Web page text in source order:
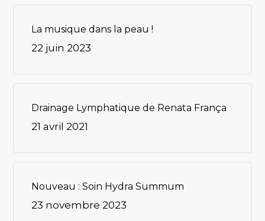
La musique dans la peau !
22 juin 2023
Drainage Lymphatique de Renata França
21 avril 2021
Nouveau : Soin Hydra Summum
23 novembre 2023